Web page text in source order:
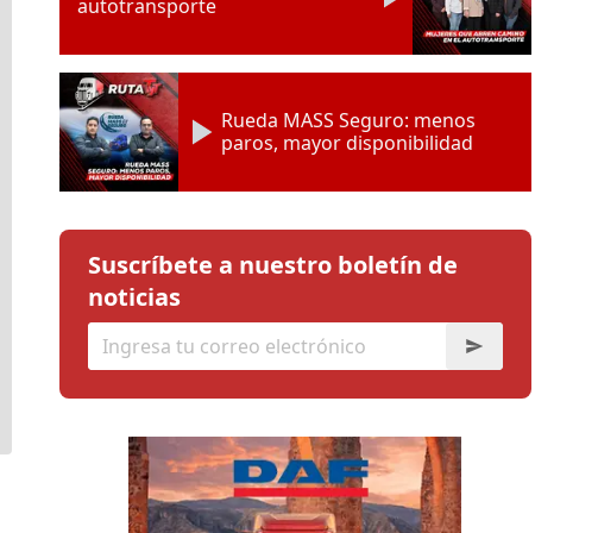
autotransporte
Rueda MASS Seguro: menos
paros, mayor disponibilidad
Suscríbete a nuestro boletín de
noticias